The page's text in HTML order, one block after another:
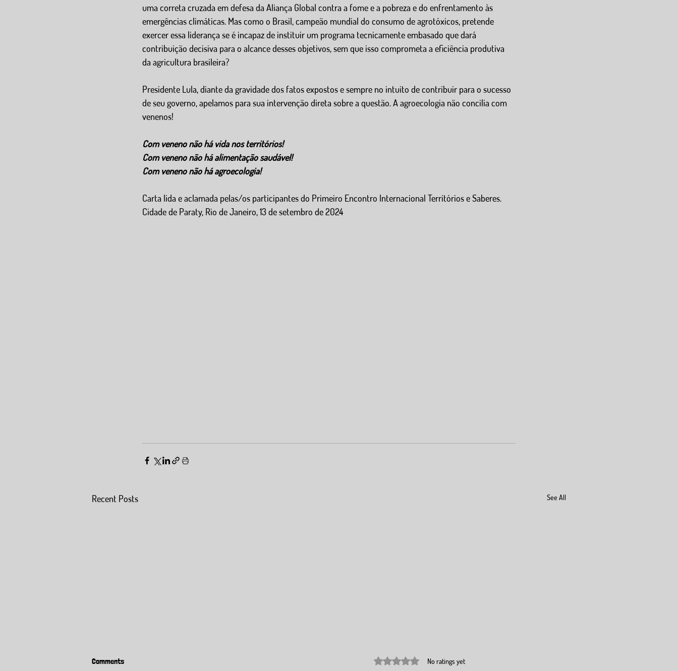
uma correta cruzada em defesa da Aliança Global contra a fome e a pobreza e do enfrentamento às
emergências climáticas. Mas como o Brasil, campeão mundial do consumo de agrotóxicos, pretende
exercer essa liderança se é incapaz de instituir um programa tecnicamente embasado que dará
contribuição decisiva para o alcance desses objetivos, sem que isso comprometa a eficiência produtiva
da agricultura brasileira?
Presidente Lula, diante da gravidade dos fatos expostos e sempre no intuito de contribuir para o sucesso
de seu governo, apelamos para sua intervenção direta sobre a questão. A agroecologia não concilia com
venenos!
Com veneno não há vida nos territórios!
Com veneno não há alimentação saudável!
Com veneno não há agroecologia!
Carta lida e aclamada pelas/os participantes do Primeiro Encontro Internacional Territórios e Saberes.
Cidade de Paraty, Rio de Janeiro, 13 de setembro de 2024
Recent Posts See All
Comments Rated 0 out of 5 stars.
No ratings yet